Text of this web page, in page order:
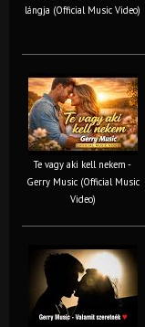
lángja (Official Music Video)
Te vagy aki kell nekem -
Gerry Music (Official Music
Video)